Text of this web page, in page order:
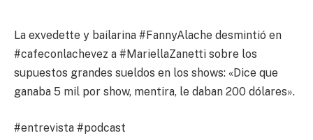
La exvedette y bailarina #FannyAlache desmintió en
#cafeconlachevez a #MariellaZanetti sobre los
supuestos grandes sueldos en los shows: «Dice que
ganaba 5 mil por show, mentira, le daban 200 dólares».
#entrevista #podcast